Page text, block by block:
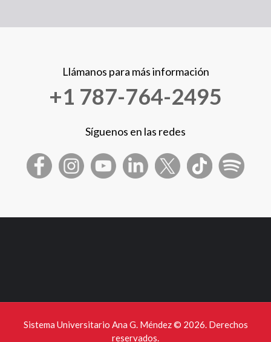
Llámanos para más información
+1 787-764-2495
Síguenos en las redes
Sistema Universitario Ana G. Méndez © 2026. Derechos
reservados.